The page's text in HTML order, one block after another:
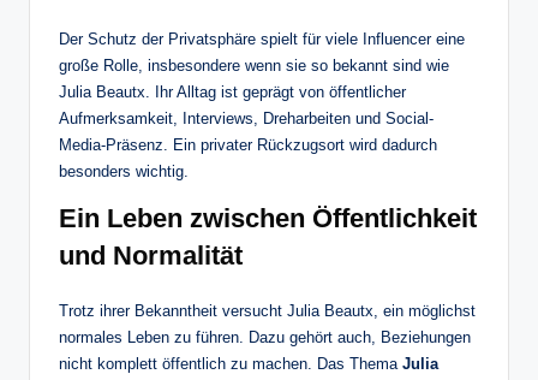
Der Schutz der Privatsphäre spielt für viele Influencer eine
große Rolle, insbesondere wenn sie so bekannt sind wie
Julia Beautx. Ihr Alltag ist geprägt von öffentlicher
Aufmerksamkeit, Interviews, Dreharbeiten und Social-
Media-Präsenz. Ein privater Rückzugsort wird dadurch
besonders wichtig.
Ein Leben zwischen Öffentlichkeit
und Normalität
Trotz ihrer Bekanntheit versucht Julia Beautx, ein möglichst
normales Leben zu führen. Dazu gehört auch, Beziehungen
nicht komplett öffentlich zu machen. Das Thema Julia